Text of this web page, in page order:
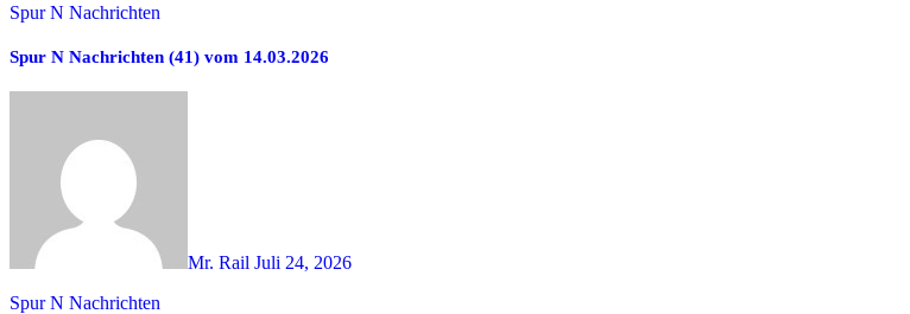
Spur N Nachrichten
Spur N Nachrichten (41) vom 14.03.2026
Mr. Rail Juli 24, 2026
Spur N Nachrichten